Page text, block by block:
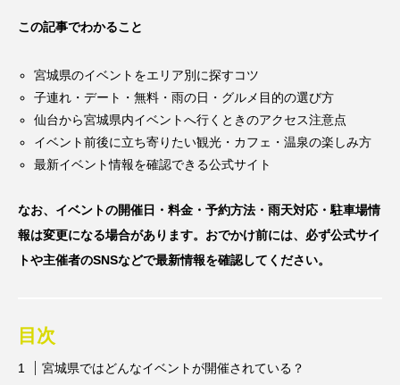
この記事でわかること
宮城県のイベントをエリア別に探すコツ
子連れ・デート・無料・雨の日・グルメ目的の選び方
仙台から宮城県内イベントへ行くときのアクセス注意点
イベント前後に立ち寄りたい観光・カフェ・温泉の楽しみ方
最新イベント情報を確認できる公式サイト
なお、イベントの開催日・料金・予約方法・雨天対応・駐車場情
報は変更になる場合があります。おでかけ前には、必ず公式サイ
トや主催者のSNSなどで最新情報を確認してください。
目次
宮城県ではどんなイベントが開催されている？